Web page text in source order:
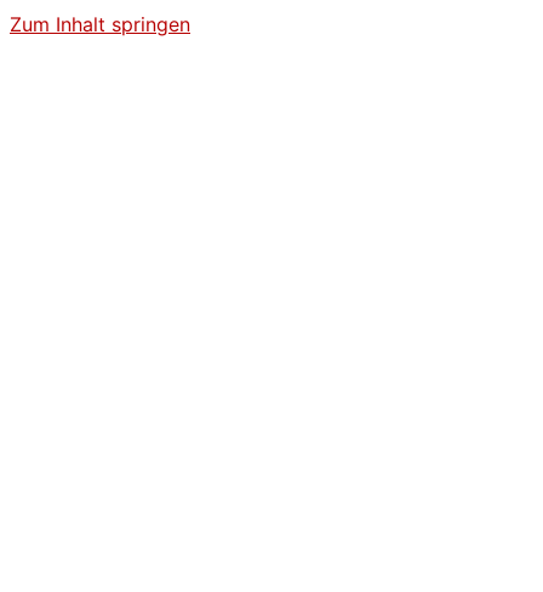
Zum Inhalt springen